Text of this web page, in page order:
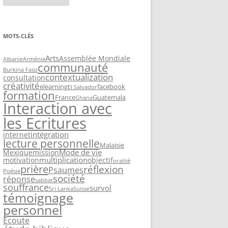
MOTS-CLÉS
AlbanieArménieArtsAssemblée Mondiale
Burkina Fasocommunauté
consultationcontextualization
créativitéelearningEl Salvadorfacebook
formationFranceGhanaGuatemala
Interaction avec
les Ecritures
internetintégration
lecture personnelleMalaisie
MexiquemissionMode de vie
motivationmultiplicationobjectiforalité
PoésieprièrePsaumesréflexion
réponsesabbatsociété
souffranceSri LankaSuissesurvol
témoignage
personnel
Écoute